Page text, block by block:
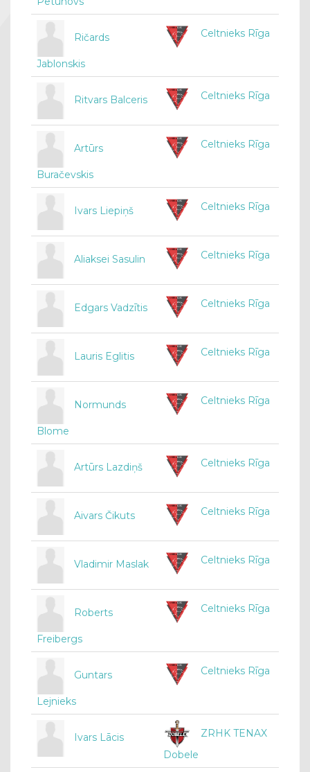
Ričards
Jablonskis
Celtnieks Rīga
Ritvars Balceris Celtnieks Rīga
Artūrs
Buračevskis
Celtnieks Rīga
Ivars Liepiņš Celtnieks Rīga
Aliaksei Sasulin Celtnieks Rīga
Edgars Vadzītis Celtnieks Rīga
Lauris Eglitis Celtnieks Rīga
Normunds
Blome
Celtnieks Rīga
Artūrs Lazdiņš Celtnieks Rīga
Aivars Čikuts Celtnieks Rīga
Vladimir Maslak Celtnieks Rīga
Roberts
Freibergs
Celtnieks Rīga
Guntars
Lejnieks
Celtnieks Rīga
Ivars Lācis
ZRHK TENAX
Dobele